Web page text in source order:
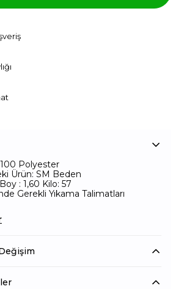
Polyester
Ürün: SM Beden
: 1,60 Kilo: 57
Gerekli Yıkama Talimatları